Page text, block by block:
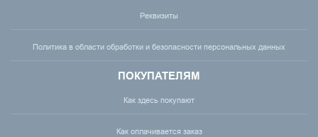
Реквизиты
Политика в области обработки и безопасности персональных данных
ПОКУПАТЕЛЯМ
Как здесь покупают
Как оплачивается заказ